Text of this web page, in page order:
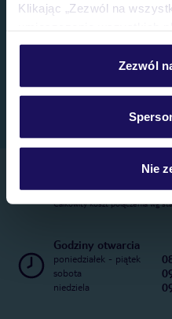
Klikając „Zezwól na
personalizować swój
Szczegółowe informacje o
Zezwól
Nie
Telefoniczne Centrum
22 270 31 20
Całkowity koszt połączenia wg
Godziny otwarcia
poniedziałek - piątek
sobota
niedziela